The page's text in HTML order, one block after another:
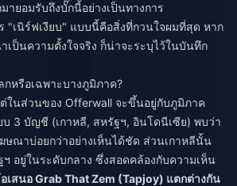
ายอมรับถึงบั๊กนี้อย่างเป็นทางการ
"เนิร์ฟเงียบ" แบบนี้คือสิ่งที่กวนใจผมที่สุด หาก
เป็นความตั้งใจจริง ก็น่าจะระบุไว้ในบันทึก
หรือเฉพาะบางภูมิภาค?
ในส่วนของ Offerwall จะขึ้นอยู่กับภูมิภาค
บ 3 บัญชี (เกาหลี, สหรัฐฯ, อินโดนีเซีย) พบว่า
ษณาบ่อยกว่าอย่างเห็นได้ชัด ส่วนเกาหลีนั้น
อยู่ในระดับกลาง ซึ่งสอดคล้องกับความเห็น
เสนอ Grab That Zem (Tapjoy) แตกต่างกัน